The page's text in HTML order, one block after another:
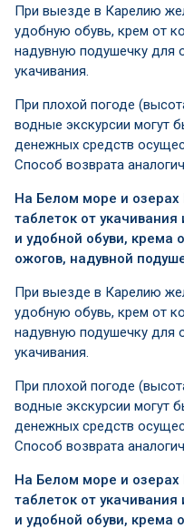
При выезде в Карелию
удобную обувь, крем от
надувную подушечку для
укачивания.
При плохой погоде
водные экскурсии могут
денежных средств
Способ возврата
На Белом море и озерах
таблеток от
и удобной обуви, крема
ожогов, надувной
При выезде в Карелию
удобную обувь, крем от
надувную подушечку для
укачивания.
При плохой погоде
водные экскурсии могут
денежных средств
Способ возврата
На Белом море и озерах
таблеток от
и удобной обуви, крема